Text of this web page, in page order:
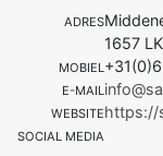
ADRES
1657
MOBIEL
E-MAIL
WEBSITEhttps://
SOCIAL MEDIA